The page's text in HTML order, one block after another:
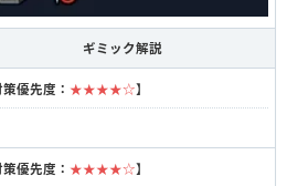
ギミック解説
優先度： ★★★★☆】
優先度： ★★★★☆】